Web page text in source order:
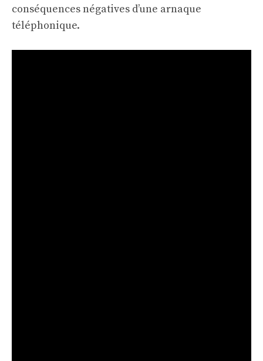
conséquences négatives d’une arnaque
téléphonique.